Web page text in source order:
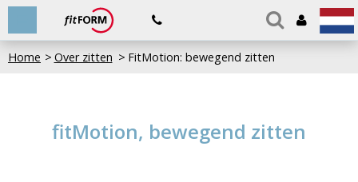
Home Over zitten FitMotion: bewegend zitten
fitMotion, bewegend zitten